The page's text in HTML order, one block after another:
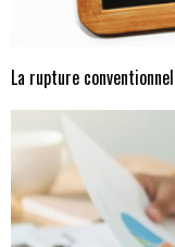
La rupture